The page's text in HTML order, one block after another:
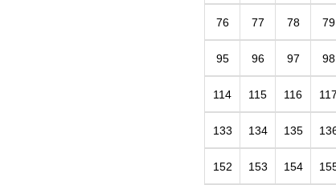
76 77 78 79
95 96 97 98
114 115 116 117
133 134 135
152 153 154